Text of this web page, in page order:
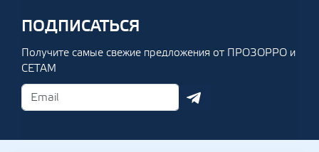
ПОДПИСАТЬСЯ
Получите самые свежие предложения от ПРОЗОРРО и
СЕТАМ